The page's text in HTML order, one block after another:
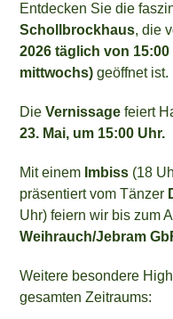
Entdecken Sie die
Schollbrockhaus, die
2026 täglich von
mittwochs) geöffnet ist.
DieVernissage feiert
23. Mai, um 15:00 Uhr.
Mit einem Imbiss (18
präsentiert vom Tänzer
Uhr) feiern wir bis zum
Weihrauch/Jebram
Weitere besondere
gesamten Zeitraums: